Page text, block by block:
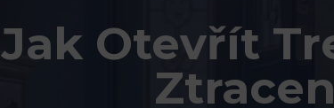
Jak Otevřít